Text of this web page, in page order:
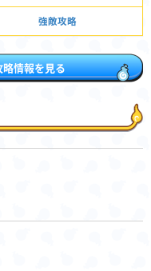
強敵攻略
情報を見る